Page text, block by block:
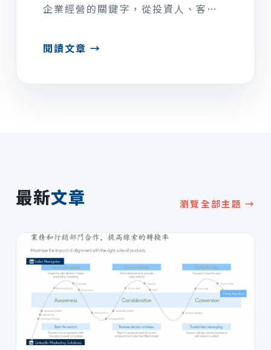
企業經營的關鍵字，從投資人、客戶
閱讀文章 →
最新文章 瀏覽全部主題 →